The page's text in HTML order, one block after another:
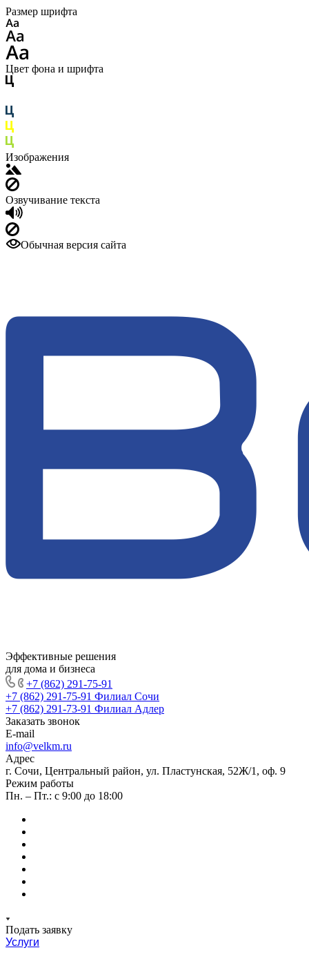
Размер шрифта
Цвет фона и шрифта
Изображения
Озвучивание текста
Обычная версия сайта
Эффективные решения
для дома и бизнеса
+7 (862) 291-75-91
+7 (862) 291-75-91 Филиал Сочи
+7 (862) 291-73-91 Филиал Адлер
Заказать звонок
E-mail
info@velkm.ru
Адрес
г. Сочи, Центральный район, ул. Пластунская, 52Ж/1, оф. 9
Режим работы
Пн. – Пт.: с 9:00 до 18:00
Подать заявку
Услуги